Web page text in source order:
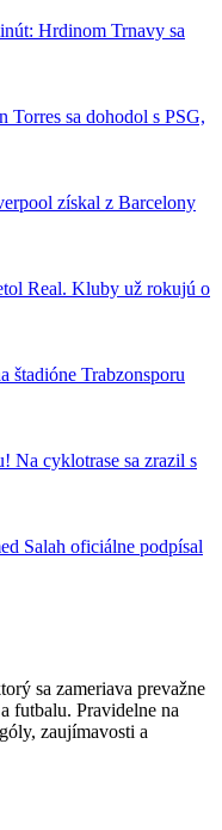
Hrdinom Trnavy sa
sa dohodol s PSG,
získal z Barcelony
Real. Kluby už rokujú o
štadióne Trabzonsporu
Na cyklotrase sa zrazil s
Salah oficiálne podpísal
sa zameriava prevažne
futbalu. Pravidelne na
zaujímavosti a